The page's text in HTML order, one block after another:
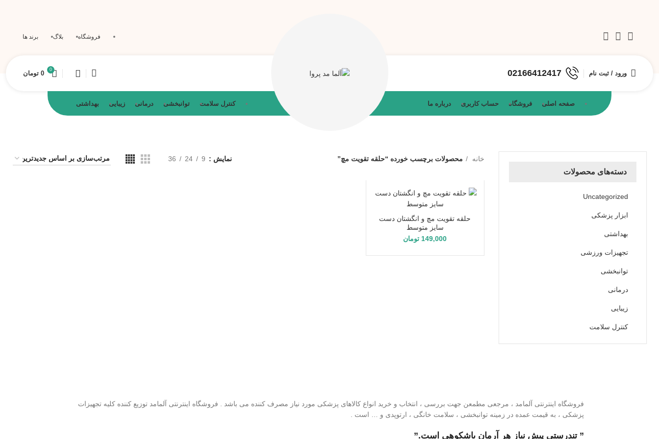
فروشگاه بلاگ برند ها
ورود / ثبت نام 02166412417
0
0 تومان
صفحه اصلی فروشگاه حساب کاربری درباره ما کنترل سلامت توانبخشی درمانی زیبایی بهداشتی
دسته‌های محصولات
Uncategorized
ابزار پزشکی
بهداشتی
تجهیزات ورزشی
توانبخشی
درمانی
زیبایی
کنترل سلامت
خانه محصولات برچسب خورده “حلقه تقویت مچ” نمایش 9
24
36
حلقه تقویت مچ و انگشتان دست
سایز متوسط
149,000 تومان
فروشگاه اینترنتی آلمامد ، مرجعی مطمعن جهت بررسی ، انتخاب و خرید انواع کالاهای پزشکی مورد نیاز مصرف کننده می باشد . فروشگاه اینترنتی آلمامد توزیع کننده کلیه تجهیزات
پزشکی ، به قیمت عمده در زمینه توانبخشی ، سلامت خانگی ، ارتوپدی و … است .
” تندرستی پیش نیاز هر آرمان باشکوهی است.”